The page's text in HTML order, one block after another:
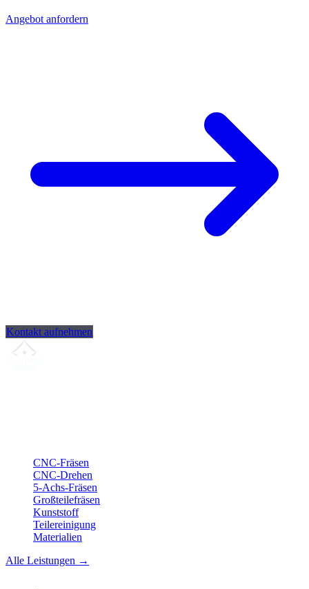
Angebot anfordern
Kontakt aufnehmen
CNC-Fräsen
CNC-Drehen
5-Achs-Fräsen
Großteilefräsen
Kunststoff
Teilereinigung
Materialien
Alle Leistungen →